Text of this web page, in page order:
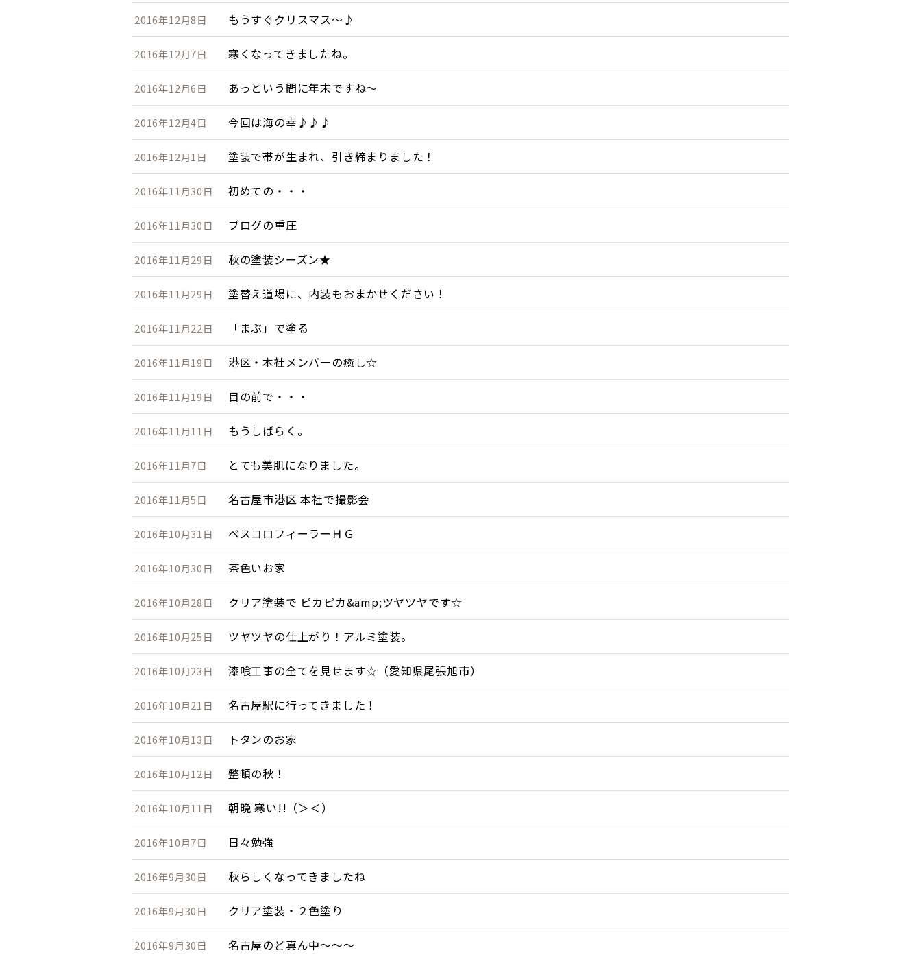
2016年12月8日 もうすぐクリスマス～♪
2016年12月7日 寒くなってきましたね。
2016年12月6日 あっという間に年末ですね～
2016年12月4日 今回は海の幸♪♪♪
2016年12月1日 塗装で帯が生まれ、引き締まりました！
2016年11月30日 初めての・・・
2016年11月30日 ブログの重圧
2016年11月29日 秋の塗装シーズン★
2016年11月29日 塗替え道場に、内装もおまかせください！
2016年11月22日 「まぶ」で塗る
2016年11月19日 港区・本社メンバーの癒し☆
2016年11月19日 目の前で・・・
2016年11月11日 もうしばらく。
2016年11月7日 とても美肌になりました。
2016年11月5日 名古屋市港区 本社で撮影会
2016年10月31日 べスコロフィーラーＨＧ
2016年10月30日 茶色いお家
2016年10月28日 クリア塗装で ピカピカ&amp;ツヤツヤです☆
2016年10月25日 ツヤツヤの仕上がり！アルミ塗装。
2016年10月23日 漆喰工事の全てを見せます☆（愛知県尾張旭市）
2016年10月21日 名古屋駅に行ってきました！
2016年10月13日 トタンのお家
2016年10月12日 整頓の秋！
2016年10月11日 朝晩 寒い!!（＞＜）
2016年10月7日 日々勉強
2016年9月30日 秋らしくなってきましたね
2016年9月30日 クリア塗装・２色塗り
2016年9月30日 名古屋のど真ん中～～～